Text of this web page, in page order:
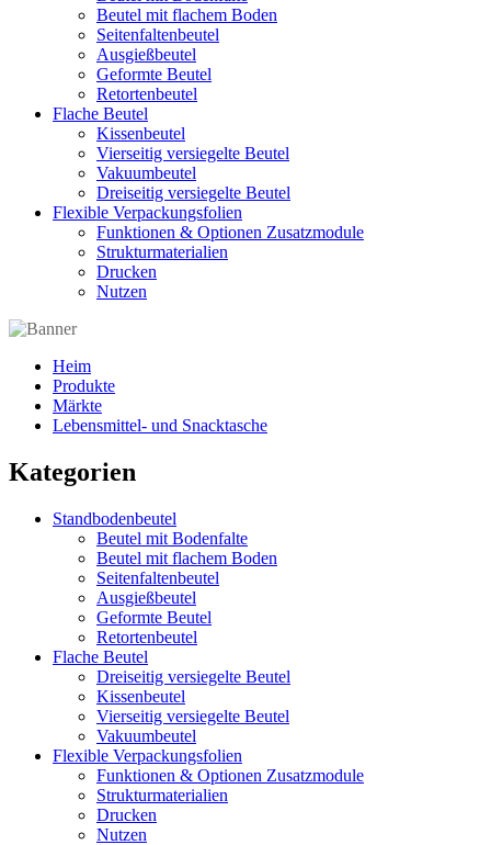
Beutel mit flachem Boden
Seitenfaltenbeutel
Ausgießbeutel
Geformte Beutel
Retortenbeutel
Flache Beutel
Kissenbeutel
Vierseitig versiegelte Beutel
Vakuumbeutel
Dreiseitig versiegelte Beutel
Flexible Verpackungsfolien
Funktionen & Optionen Zusatzmodule
Strukturmaterialien
Drucken
Nutzen
Heim
Produkte
Märkte
Lebensmittel- und Snacktasche
Kategorien
Standbodenbeutel
Beutel mit Bodenfalte
Beutel mit flachem Boden
Seitenfaltenbeutel
Ausgießbeutel
Geformte Beutel
Retortenbeutel
Flache Beutel
Dreiseitig versiegelte Beutel
Kissenbeutel
Vierseitig versiegelte Beutel
Vakuumbeutel
Flexible Verpackungsfolien
Funktionen & Optionen Zusatzmodule
Strukturmaterialien
Drucken
Nutzen